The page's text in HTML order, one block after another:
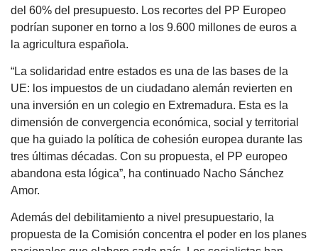
del 60% del presupuesto. Los recortes del PP Europeo
podrían suponer en torno a los 9.600 millones de euros a
la agricultura española.
“La solidaridad entre estados es una de las bases de la
UE: los impuestos de un ciudadano alemán revierten en
una inversión en un colegio en Extremadura. Esta es la
dimensión de convergencia económica, social y territorial
que ha guiado la política de cohesión europea durante las
tres últimas décadas. Con su propuesta, el PP europeo
abandona esta lógica”, ha continuado Nacho Sánchez
Amor.
Además del debilitamiento a nivel presupuestario, la
propuesta de la Comisión concentra el poder en los planes